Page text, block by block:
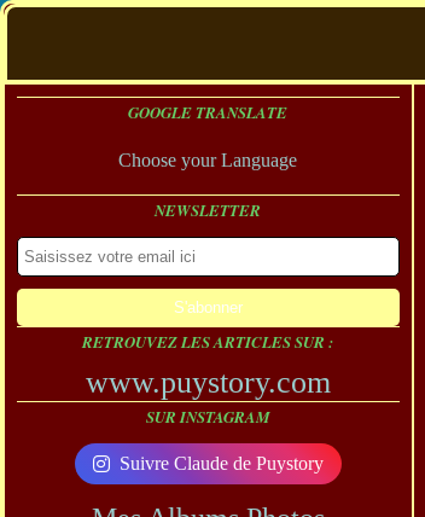
GOOGLE TRANSLATE
Choose your Language
NEWSLETTER
RETROUVEZ LES ARTICLES SUR :
www.puystory.com
SUR INSTAGRAM
Suivre Claude de Puystory